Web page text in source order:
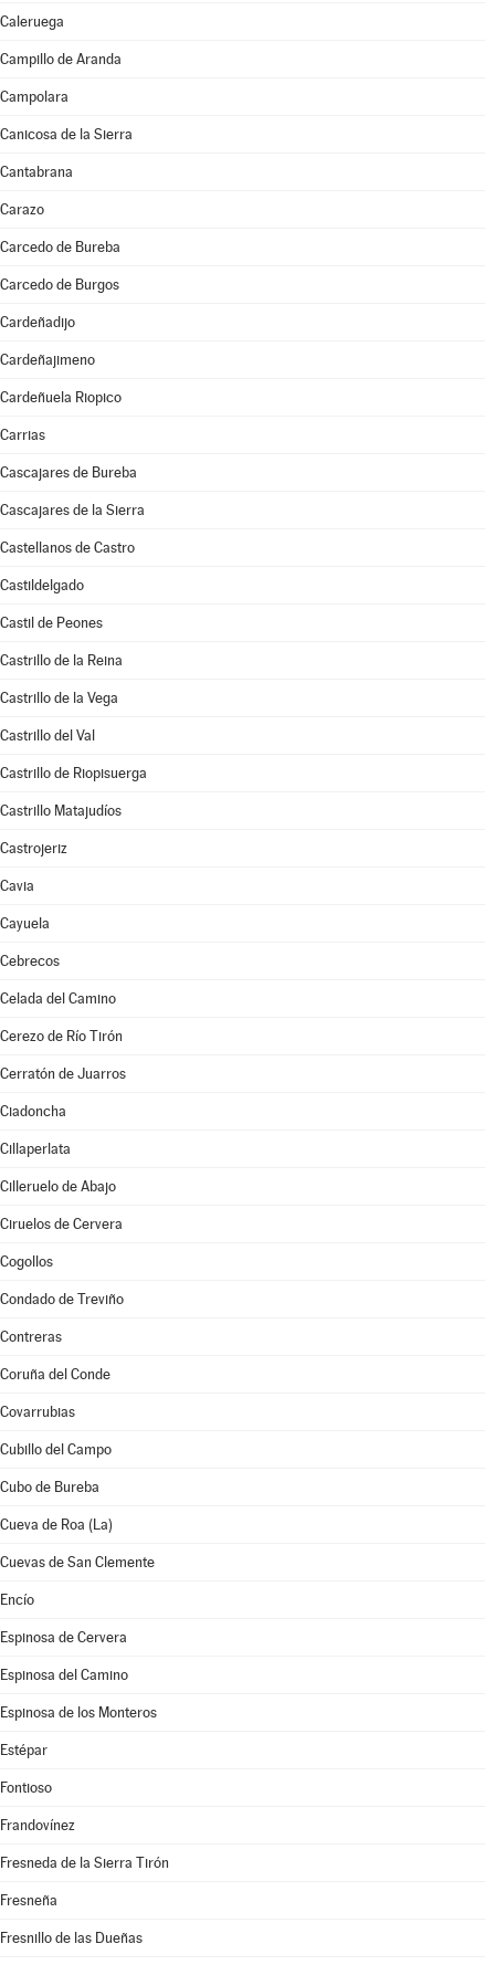
Caleruega
Campillo de Aranda
Campolara
Canicosa de la Sierra
Cantabrana
Carazo
Carcedo de Bureba
Carcedo de Burgos
Cardeñadijo
Cardeñajimeno
Cardeñuela Riopico
Carrias
Cascajares de Bureba
Cascajares de la Sierra
Castellanos de Castro
Castildelgado
Castil de Peones
Castrillo de la Reina
Castrillo de la Vega
Castrillo del Val
Castrillo de Riopisuerga
Castrillo Matajudíos
Castrojeriz
Cavia
Cayuela
Cebrecos
Celada del Camino
Cerezo de Río Tirón
Cerratón de Juarros
Ciadoncha
Cillaperlata
Cilleruelo de Abajo
Ciruelos de Cervera
Cogollos
Condado de Treviño
Contreras
Coruña del Conde
Covarrubias
Cubillo del Campo
Cubo de Bureba
Cueva de Roa (La)
Cuevas de San Clemente
Encío
Espinosa de Cervera
Espinosa del Camino
Espinosa de los Monteros
Estépar
Fontioso
Frandovínez
Fresneda de la Sierra Tirón
Fresneña
Fresnillo de las Dueñas